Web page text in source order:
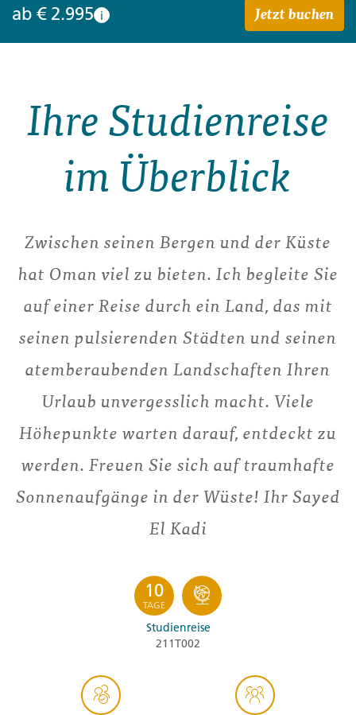
ab € 2.995 i Jetzt buchen
Ihre Studienreise
im Überblick
Zwischen seinen Bergen und der Küste
hat Oman viel zu bieten. Ich begleite Sie
auf einer Reise durch ein Land, das mit
seinen pulsierenden Städten und seinen
atemberaubenden Landschaften Ihren
Urlaub unvergesslich macht. Viele
Höhepunkte warten darauf, entdeckt zu
werden. Freuen Sie sich auf traumhafte
Sonnenaufgänge in der Wüste! Ihr Sayed
El Kadi
10
TAGE
Studienreise
211T002